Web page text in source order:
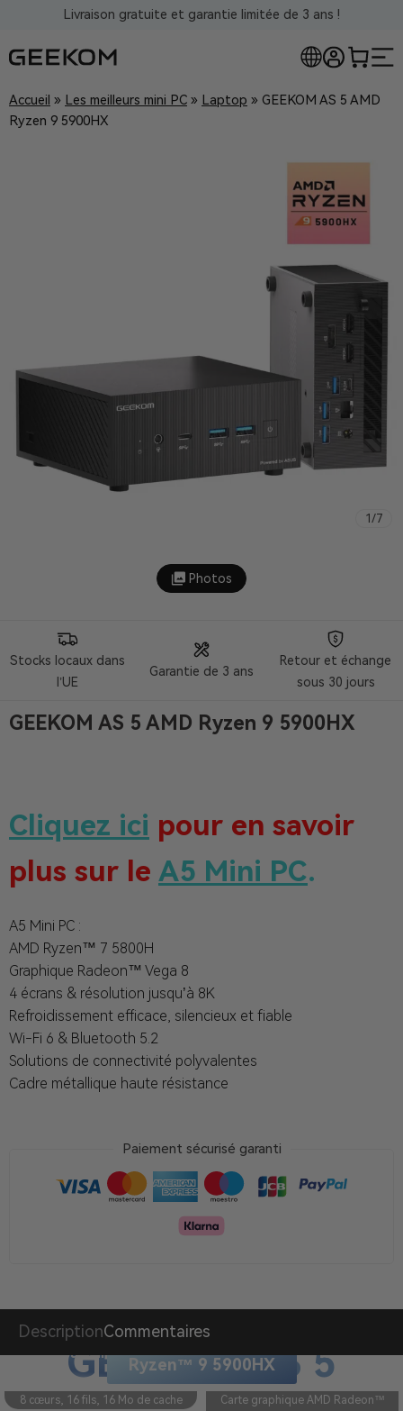
Livraison gratuite et garantie limitée de 3 ans !
Accueil » Les meilleurs mini PC » Laptop » GEEKOM AS 5 AMD
Ryzen 9 5900HX
1 /7
Photos
Stocks locaux dans
l’UE
Garantie de 3 ans
Retour et échange
sous 30 jours
GEEKOM AS 5 AMD Ryzen 9 5900HX
Cliquez ici pour en savoir
plus sur le A5 Mini PC.
A5 Mini PC :
AMD Ryzen™ 7 5800H
Graphique Radeon™ Vega 8
4 écrans & résolution jusqu’à 8K
Refroidissement efficace, silencieux et fiable
Wi-Fi 6 & Bluetooth 5.2
Solutions de connectivité polyvalentes
Cadre métallique haute résistance
Paiement sécurisé garanti
DescriptionCommentaires
GEEKOM AS 5
Travailler plus intelligemment, aller plus loin.
Ryzen™ 9 5900HX
8 cœurs, 16 fils, 16 Mo de cache
Carte graphique AMD Radeon™